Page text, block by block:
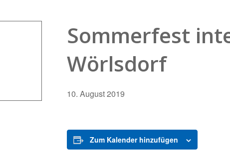
Sommerfest
Wörlsdorf
10. August 2019
Zum Kalender hinzufügen